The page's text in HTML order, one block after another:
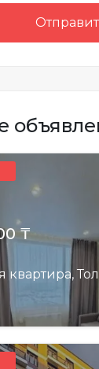
₸
квартира,